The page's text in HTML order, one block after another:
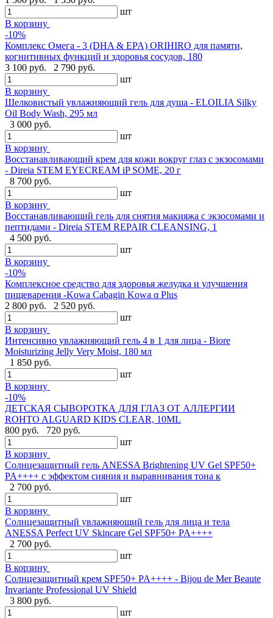
шт
В корзину
-10%
Комплекс Омега - 3 (DHA & EPA) ORIHIRO для памяти,
когнитивных функций и здоровья сосудов, 180
3 100 руб.
2 790 руб.
шт
В корзину
Шелковистый увлажняющий гель для душа - ELOILIA Silky
Oil Body Wash, 295 мл
3 000 руб.
шт
В корзину
Восстанавливающий крем для кожи вокруг глаз с экзосомами
- Direia STEM EYECREAM iP SOME, 20 г
8 700 руб.
шт
В корзину
Восстанавливающий гель для снятия макияжа с экзосомами и
пептидами - Direia STEM REPAIR CLEANSING, 1
4 500 руб.
шт
В корзину
-10%
Комплексное средство для здоровья желудка и улучшения
пищеварения -Kowa Cabagin Kowa α Plus
2 800 руб.
2 520 руб.
шт
В корзину
Интенсивно увлажняющий гель 4 в 1 для лица - Biore
Moisturizing Jelly Very Moist, 180 мл
1 850 руб.
шт
В корзину
-10%
ДЕТСКАЯ СЫВОРОТКА ДЛЯ ГЛАЗ ОТ АЛЛЕРГИИ
ROHTO ALGUARD KIDS CLEAR, 10ML
800 руб.
720 руб.
шт
В корзину
Солнцезащитный гель ANESSA Brightening UV Gel SPF50+
PA++++ с эффектом сияния и выравнивания тона к
2 700 руб.
шт
В корзину
Солнцезащитный увлажняющий гель для лица и тела
ANESSA Perfect UV Skincare Gel SPF50+ PA++++
2 700 руб.
шт
В корзину
Cолнцезащитный крем SPF50+ PA++++ - Bijou de Mer Beaute
Invariante Professional UV Shield
3 800 руб.
шт